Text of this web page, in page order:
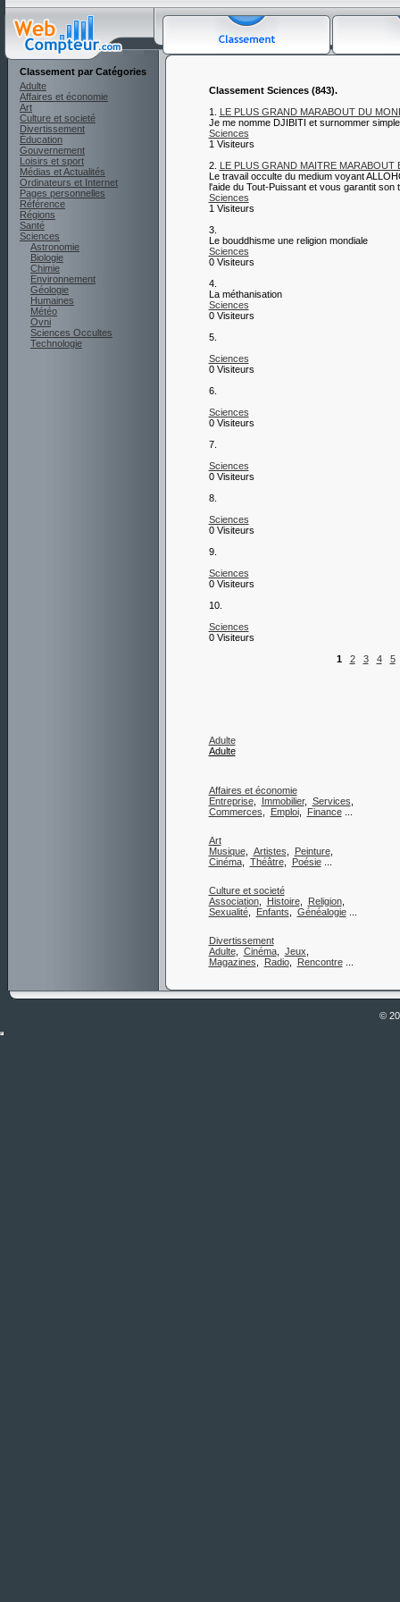
Classement par Catégories
Adulte
Affaires et économie
Art
Culture et societé
Divertissement
Éducation
Gouvernement
Loisirs et sport
Médias et Actualités
Ordinateurs et Internet
Pages personnelles
Référence
Régions
Santé
Sciences
Astronomie
Biologie
Chimie
Environnement
Géologie
Humaines
Météo
Ovni
Sciences Occultes
Technologie
Classement Sciences (843).
1.
LE PLUS GRAND MARABOUT DU
Je me nomme DJIBITI et surnommer
Sciences
1 Visiteurs
2. LE PLUS GRAND MAITRE MARABOUT
Le travail occulte du medium voyant
l'aide du Tout-Puissant et vous garantit son
Sciences
1 Visiteurs
3.
Le bouddhisme une religion mondiale
Sciences
0 Visiteurs
4.
La méthanisation
Sciences
0 Visiteurs
5.
Sciences
0 Visiteurs
6.
Sciences
0 Visiteurs
7.
Sciences
0 Visiteurs
8.
Sciences
0 Visiteurs
9.
Sciences
0 Visiteurs
10.
Sciences
0 Visiteurs
1
2 3 4 5
Adulte
Adulte
Affaires et économie
Entreprise, Immobilier, Services
Commerces
Emploi, Finance...
Art
Musique, Artistes Peinture,
Cinéma, Théâtre, Poésie...
Culture et societé
Association, Histoire, Religion,
Sexualité, Enfants Généalogie...
Divertissement
Adulte, Cinéma, Jeux
Magazines
Radio, Rencontre...
©